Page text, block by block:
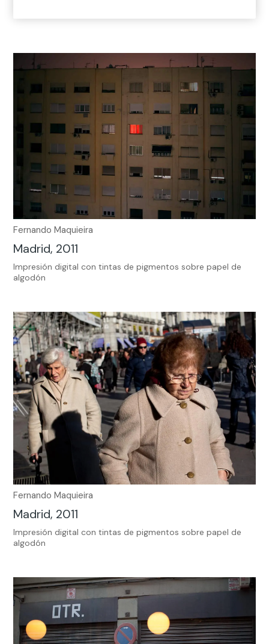
Fernando Maquieira
Madrid, 2011
Impresión digital con tintas de pigmentos sobre papel de
algodón
Fernando Maquieira
Madrid, 2011
Impresión digital con tintas de pigmentos sobre papel de
algodón